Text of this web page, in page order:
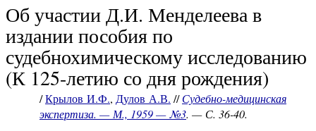
Об участии Д.И. Менделеева в
издании пособия по
судебнохимическому исследованию
(К 125-летию со дня рождения)
/Крылов И.Ф., Дулов А.В. //Судебно-медицинская
экспертиза. — М., 1959 — №3. — С. 36-40.